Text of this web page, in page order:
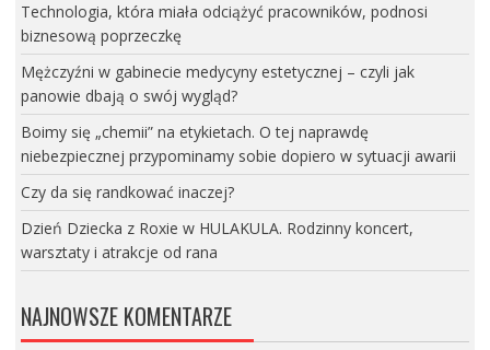
Technologia, która miała odciążyć pracowników, podnosi
biznesową poprzeczkę
Mężczyźni w gabinecie medycyny estetycznej – czyli jak
panowie dbają o swój wygląd?
Boimy się „chemii” na etykietach. O tej naprawdę
niebezpiecznej przypominamy sobie dopiero w sytuacji awarii
Czy da się randkować inaczej?
Dzień Dziecka z Roxie w HULAKULA. Rodzinny koncert,
warsztaty i atrakcje od rana
NAJNOWSZE KOMENTARZE